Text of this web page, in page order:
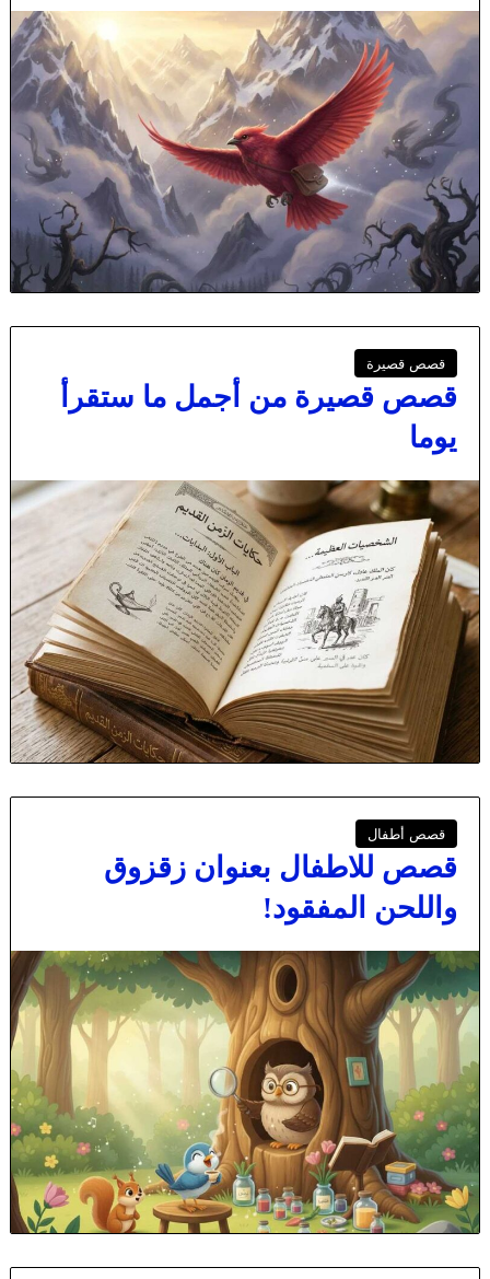
قصص قصيرة
قصص قصيرة من أجمل ما ستقرأ
يوما
قصص أطفال
قصص للاطفال بعنوان زقزوق
واللحن المفقود!